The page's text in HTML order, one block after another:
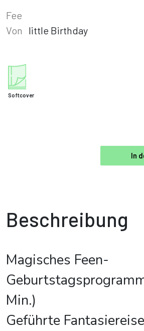
Fee
Von
little Birthday
Softcover
In
Beschreibung
Magisches Feen-
Min.)
Geführte